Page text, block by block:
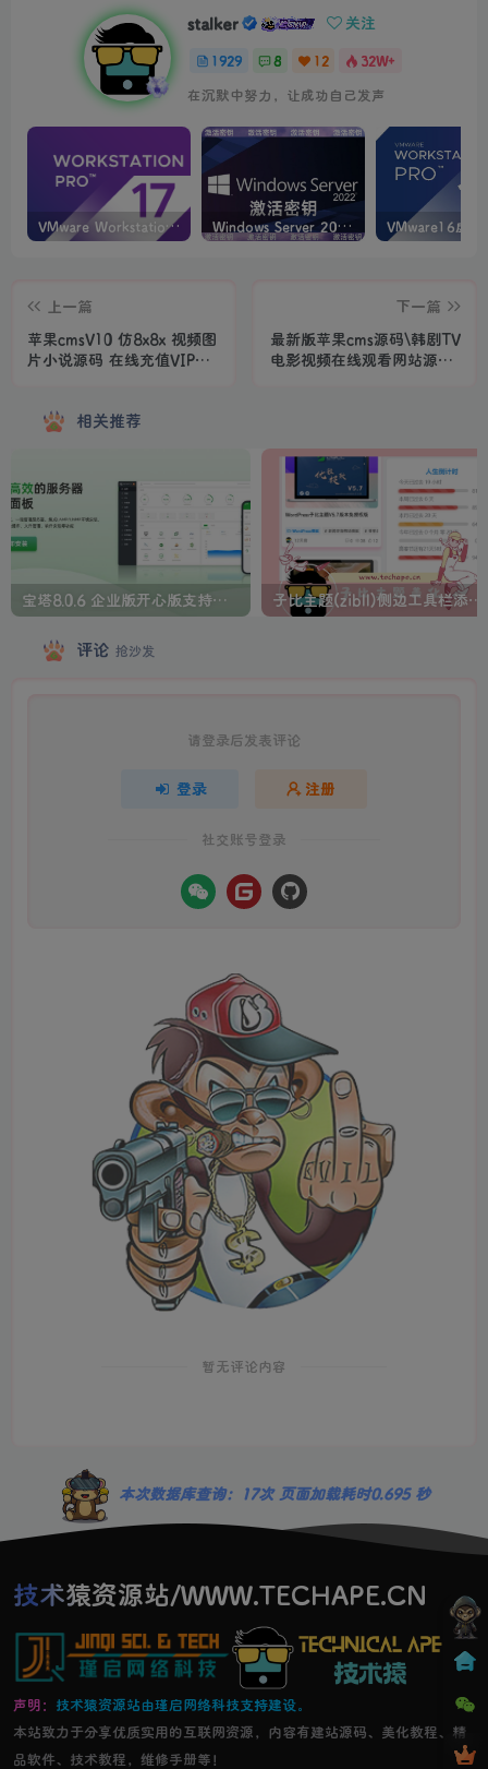
stalker 关注
1929 8 12
32W+
在沉默中努力，让成功自己发声
VMware Workstation PRO v17.6.4 正式版_虚拟机(带激活密钥) Windows Server 2022激活密钥 2024 5月更新
上一篇
苹果cmsV10 仿8x8x 视频图
片小说源码 在线充值VIP会
下一篇
最新版苹果cms源码\韩剧TV
电影视频在线观看网站源码-
相关推荐
宝塔8.0.6 企业版开心版支持最新升级【一键脚本】 子比主题(zibll)侧边工具栏添加人生倒计时美化
评论 抢沙发
请登录后发表评论
登录 注册
社交账号登录
暂无评论内容
本次数据库查询：17次 页面加载耗时0.695 秒
技术猿资源站/WWW.TECHAPE.CN
声明： 技术猿资源站由瑾启网络科技支持建设。
本站致力于分享优质实用的互联网资源，内容有建站源码、美化教程、精
品软件、技术教程，维修手册等！